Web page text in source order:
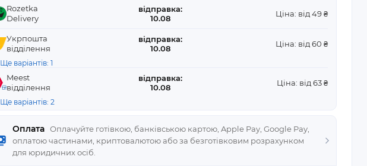
Оплата Оплачуйте готівкою, банківською картою, Apple Pay, Google Pay,
оплатою частинами, криптовалютою або за безготівковим розрахунком
для юридичних осіб.
Rozetka
Delivery
відправка:
10.08
Ціна: від 49 ₴
Укрпошта
відділення
відправка:
10.08
Ціна: від 60 ₴
Ще варіантів: 1
Meest
відділення
відправка:
10.08
Ціна: від 63 ₴
Ще варіантів: 2